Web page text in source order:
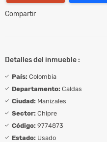
Compartir
Detalles del inmueble :
País: Colombia
Departamento: Caldas
Ciudad: Manizales
Sector: Chipre
Código: 9774873
Estado: Usado